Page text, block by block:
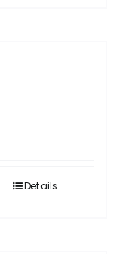
Details